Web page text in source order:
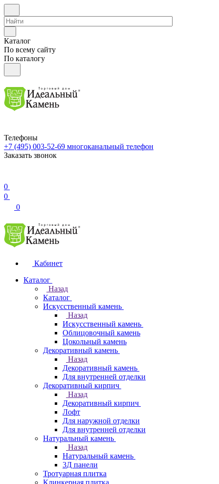
Каталог
По всему сайту
По каталогу
Телефоны
+7 (495) 003-52-69 многоканальный телефон
Заказать звонок
0
0
0
Кабинет
Каталог
Назад
Каталог
Искусственный камень
Назад
Искусственный камень
Облицовочный камень
Цокольный камень
Декоративный камень
Назад
Декоративный камень
Для внутренней отделки
Декоративный кирпич
Назад
Декоративный кирпич
Лофт
Для наружной отделки
Для внутренней отделки
Натуральный камень
Назад
Натуральный камень
3Д панели
Тротуарная плитка
Клинкерная плитка